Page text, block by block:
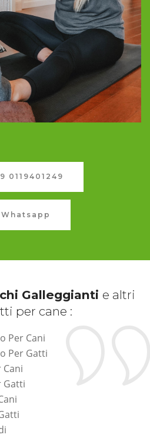
0119401249
Whatsapp
Galleggianti e altri
per cane :
Per Cani
Per Gatti
Cani
Gatti